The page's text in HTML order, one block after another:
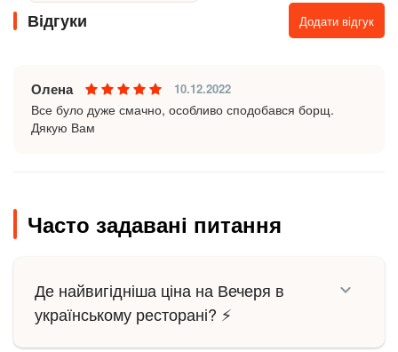
Відгуки Додати відгук
Олена 10.12.2022
Все було дуже смачно, особливо сподобався борщ.
Дякую Вам
Часто задавані питання
Де найвигідніша ціна на Вечеря в
українському ресторані? ⚡